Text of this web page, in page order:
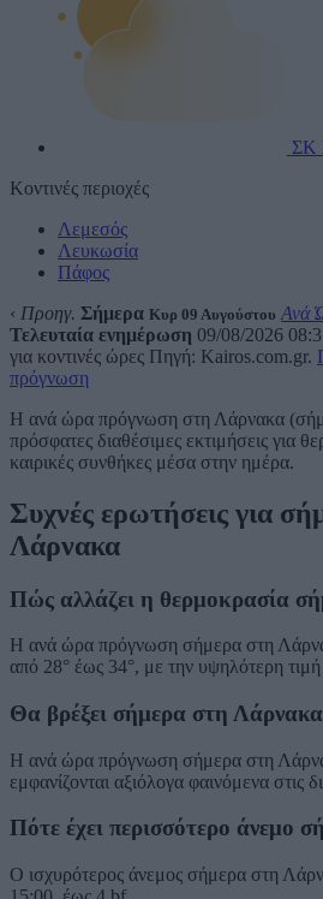
ΣΚ
Κοντινές περιοχές
Λεμεσός
Λευκωσία
Πάφος
‹ Προηγ. Σήμερα Κυρ 09 Αυγούστου Ανά
Τελευταία ενημέρωση 09/08/2026
για κοντινές ώρες Πηγή: Kairos.com.gr.
πρόγνωση
Η ανά ώρα πρόγνωση στη Λάρνακα
πρόσφατες διαθέσιμες εκτιμήσεις για
καιρικές συνθήκες μέσα στην ημέρα.
Συχνές ερωτήσεις για
Λάρνακα
Πώς αλλάζει η θερμοκρασία
Η ανά ώρα πρόγνωση σήμερα στη
από 28° έως 34°, με την υψηλότερη
Θα βρέξει σήμερα στη
Η ανά ώρα πρόγνωση σήμερα στη
εμφανίζονται αξιόλογα φαινόμενα στις
Πότε έχει περισσότερο άνεμο
Ο ισχυρότερος άνεμος σήμερα στη